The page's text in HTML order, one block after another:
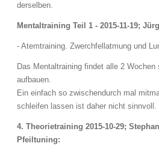
derselben.
Mentaltraining Teil 1 -2015-11-19;
- Atemtraining. Zwerchfellatmung und
Das Mentaltraining findet alle 2
aufbauen.
Ein einfach so zwischendurch mal
schleifen lassen ist daher nicht sinnvoll.
4. Theorietraining 2015-10-29;
Pfeiltuning: